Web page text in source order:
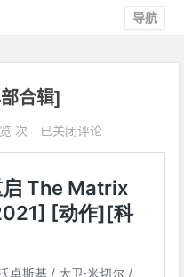
导航
合辑]
次
黑
客
国
[4
已关闭评论